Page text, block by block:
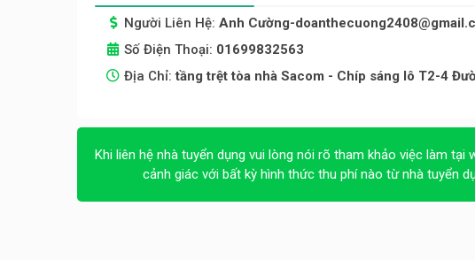
Người Liên Hệ: Anh Cường-
Số Điện Thoại: 01699832563
Địa Chỉ:tầng trệt tòa nhà Sacom - Chíp sáng lô T2-4
Khi liên hệ nhà tuyển dụng vui lòng nói rõ tham khảo việc làm tại
cảnh giác với bất kỳ hình thức thu phí nào từ nhà tuyển